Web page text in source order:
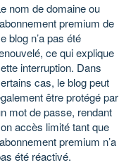
nom de domaine ou
premium de
blog n’a pas été
ce qui explique
interruption. Dans
cas, le blog peut
être protégé par
mot de passe, rendant
accès limité tant que
premium n’a
été réactivé.